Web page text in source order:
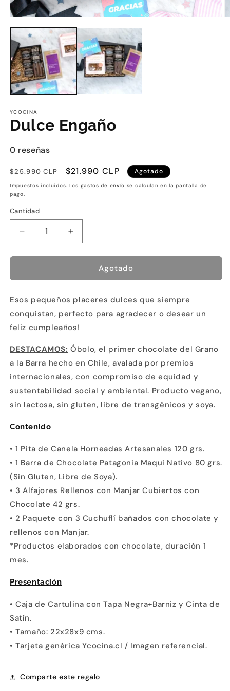
YCOCINA
Dulce Engaño
0 reseñas
Precio
habitual
$25.990 CLP
Precio
de
$21.990 CLP Agotado
Impuestos incluidos. Los gastos de envío se calculan en la pantalla de
pago.
Cantidad
Reducir
cantidad
para
Engaño
Aumentar
cantidad
para
Engaño
Agotado
Esos pequeños placeres dulces que siempre
conquistan, perfecto para agradecer o desear un
feliz cumpleaños!
DESTACAMOS: Óbolo, el primer chocolate del Grano
a la Barra hecho en Chile, avalada por premios
internacionales, con compromiso de equidad y
sustentabilidad social y ambiental. Producto vegano,
sin lactosa, sin gluten, libre de transgénicos y soya.
Contenido
• 1 Pita de Canela Horneadas Artesanales 120 grs.
• 1 Barra de Chocolate Patagonia Maqui Nativo 80 grs.
(Sin Gluten, Libre de Soya).
• 3 Alfajores Rellenos con Manjar Cubiertos con
Chocolate 42 grs.
• 2 Paquete con 3 Cuchuflí bañados con chocolate y
rellenos con Manjar.
*Productos elaborados con chocolate, duración 1
mes.
Presentación
•Caja de Cartulina con Tapa Negra+Barniz y Cinta de
Satín.
• Tamaño: 22x28x9 cms.
• Tarjeta genérica Ycocina.cl / Imagen referencial.
Comparte este regalo